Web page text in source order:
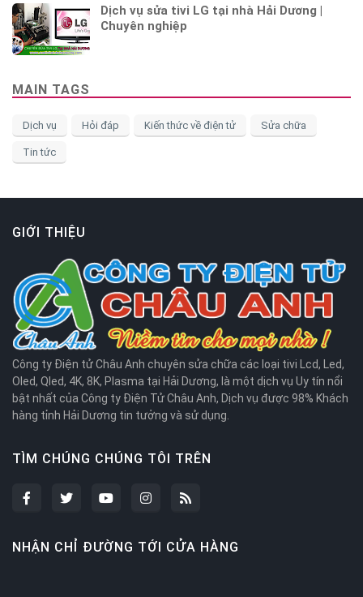
Dịch vụ sửa tivi LG tại nhà Hải Dương |
Chuyên nghiệp
MAIN TAGS
Dịch vụ Hỏi đáp Kiến thức về điện tử Sửa chữa
Tin tức
GIỚI THIỆU
Công ty Điện tử Châu Anh chuyên sửa chữa các loại tivi Lcd, Led,
Oled, Qled, 4K, 8K, Plasma tại Hải Dương, là một dịch vụ Uy tín nổi
bật nhất của Công ty Điện Tử Châu Anh, Dịch vụ được 98% Khách
hàng tỉnh Hải Dương tin tưởng và sử dụng.
TÌM CHÚNG CHÚNG TÔI TRÊN
NHẬN CHỈ ĐƯỜNG TỚI CỬA HÀNG